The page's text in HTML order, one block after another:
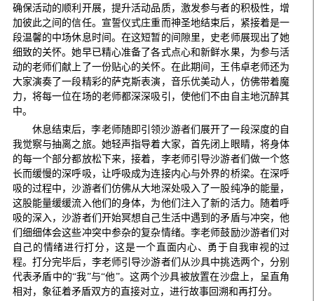
确保活动的顺利开展，提升活动品质，激发参与者的积极性，增
加彼此之间的信任。宣誓仪式庄重而神圣地结束后，紧接着是一
段温馨的中场休息时间。在这短暂的间隙里，史老师展现出了她
细致的关怀。她早已精心准备了各式点心和新鲜水果，为参与活
动的老师们献上了一份贴心的关怀。在此期间，王伟卓老师还为
大家演奏了一段精彩的萨克斯表演，音乐优美动人，仿佛带着魔
力，将每一位在场的老师都深深吸引，使他们不由自主地沉醉其
中。
休息结束后，李老师随即引领沙游者们展开了一段深度的自
我觉察与抽离之旅。她轻声指导着大家，首先闭上眼睛，将身体
的每一个部分都放松下来，接着，李老师引导沙游者们做一个悠
长而缓慢的深呼吸，让呼吸成为连接内心与外界的桥梁。在深呼
吸的过程中，沙游者们仿佛从大地深处吸入了一股纯净的能量，
这股能量缓缓流入他们的身体，为他们注入了新的活力。随着呼
吸的深入，沙游者们开始冥想自己生活中遇到的矛盾与冲突，他
们细细体会这些冲突中参杂的复杂情绪。李老师鼓励沙游者们对
自己的情绪进行打分，这是一个直面内心、勇于自我审视的过
程。打分完毕后，李老师引导沙游者们从沙具中挑选两个，分别
代表矛盾中的“我”与“他”。这两个沙具被放置在沙盘上，呈直角
相对，象征着矛盾双方的直接对立，进行故事回溯和再打分。